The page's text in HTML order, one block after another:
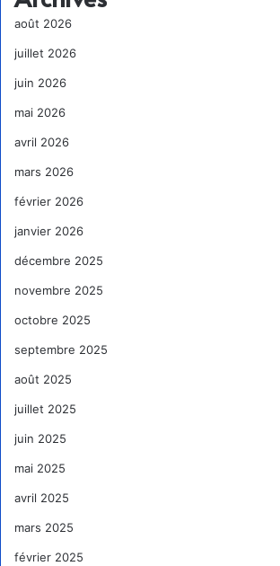
août 2026
juillet 2026
juin 2026
mai 2026
avril 2026
mars 2026
février 2026
janvier 2026
décembre 2025
novembre 2025
octobre 2025
septembre 2025
août 2025
juillet 2025
juin 2025
mai 2025
avril 2025
mars 2025
février 2025